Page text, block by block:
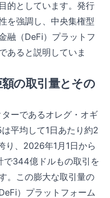
的としています。発行
を強調し、中央集権型
融（DeFi）プラットフ
あると説明していま
の取引量とその
ーであるオレグ・オギ
平均して1日あたり約2
り、2026年1月1日から
で344億ドルもの取引を
。この膨大な取引量の
）プラットフォーム